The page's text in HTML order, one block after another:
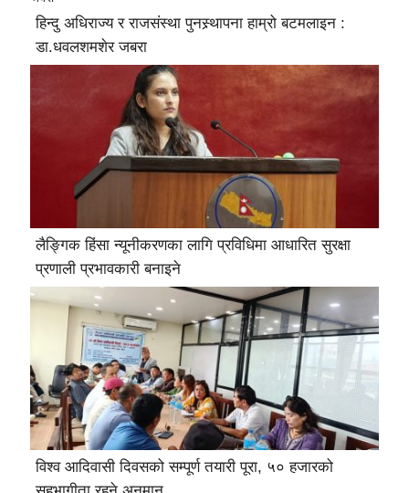
हिन्दु अधिराज्य र राजसंस्था पुनस्र्थापना हाम्रो बटमलाइन :
डा.धवलशमशेर जबरा
लैङ्गिक हिंसा न्यूनीकरणका लागि प्रविधिमा आधारित सुरक्षा
प्रणाली प्रभावकारी बनाइने
विश्व आदिवासी दिवसको सम्पूर्ण तयारी पूरा, ५० हजारको